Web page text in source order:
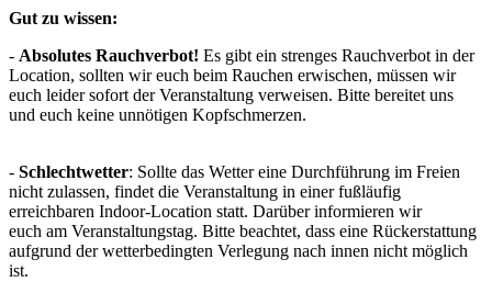
Gut zu wissen:
- Absolutes Rauchverbot! Es gibt ein strenges Rauchverbot in der
Location, sollten wir euch beim Rauchen erwischen, müssen wir
euch leider sofort der Veranstaltung verweisen. Bitte bereitet uns
und euch keine unnötigen Kopfschmerzen.
- Schlechtwetter: Sollte das Wetter eine Durchführung im Freien
nicht zulassen, findet die Veranstaltung in einer fußläufig
erreichbaren Indoor-Location statt. Darüber informieren wir
euch am Veranstaltungstag. Bitte beachtet, dass eine Rückerstattung
aufgrund der wetterbedingten Verlegung nach innen nicht möglich
ist.